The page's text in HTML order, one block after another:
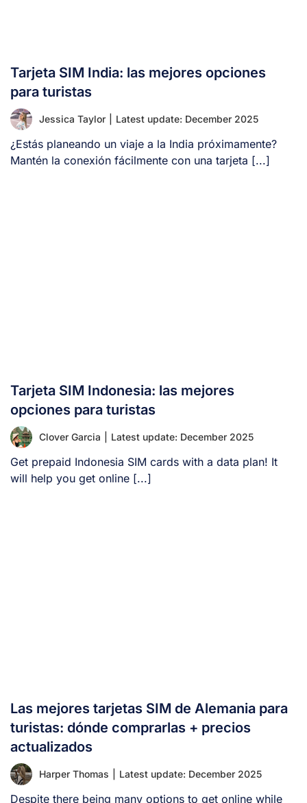
Tarjeta SIM India: las mejores opciones
para turistas
Jessica Taylor Latest update: December 2025
¿Estás planeando un viaje a la India próximamente?
Mantén la conexión fácilmente con una tarjeta [...]
Tarjeta SIM Indonesia: las mejores
opciones para turistas
Clover Garcia Latest update: December 2025
Get prepaid Indonesia SIM cards with a data plan! It
will help you get online [...]
Las mejores tarjetas SIM de Alemania para
turistas: dónde comprarlas + precios
actualizados
Harper Thomas Latest update: December 2025
Despite there being many options to get online while